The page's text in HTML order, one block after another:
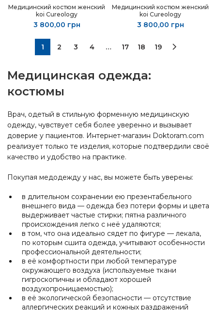
Медицинский костюм женский
koi Cureology
3 800,00 грн
Медицинский костюм женский
koi Cureology
3 800,00 грн
1 2 3 4 … 17 18 19
Медицинская одежда:
костюмы
Врач, одетый в стильную форменную медицинскую
одежду, чувствует себя более уверенно и вызывает
доверие у пациентов. Интернет-магазин Doktoram.com
реализует только те изделия, которые подтвердили своё
качество и удобство на практике.
Покупая медодежду у нас, вы можете быть уверены:
в длительном сохранении ею презентабельного
внешнего вида — одежда без потери формы и цвета
выдерживает частые стирки; пятна различного
происхождения легко с неё удаляются;
в том, что она идеально сядет по фигуре — лекала,
по которым сшита одежда, учитывают особенности
профессиональной деятельности;
в её комфортности при любой температуре
окружающего воздуха (используемые ткани
гигроскопичны и обладают хорошей
воздухопроницаемостью);
в её экологической безопасности — отсутствие
аллергических реакций и кожных раздражений